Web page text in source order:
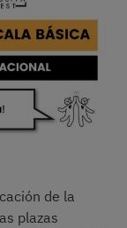
de la
plazas